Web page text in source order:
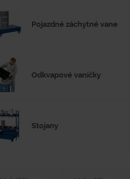
Pojazdné záchytné vane
Odkvapové vaničky
Stojany